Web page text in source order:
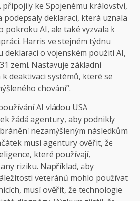
připojily ke Spojenému království,
podepsaly deklaraci, která uznala
pokroku AI, ale také vyzvala k
Harris ve stejném týdnu
deklaraci o vojenském použití AI,
zemí. Nastavuje základní
k deaktivaci systémů, které se
chování“.
AI vládou USA
žádá agentury, aby podnikly
nezamýšleným následkům
musí agentury ověřit, že
které používají,
riziku. Například, aby
veteránů mohlo používat
musí ověřit, že technologie